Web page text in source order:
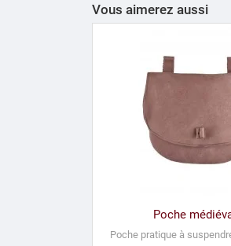
Vous aimerez aussi
Poche
Poche pratique à